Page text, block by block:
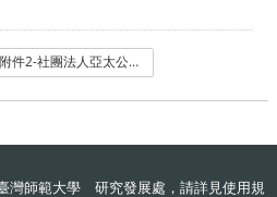
附件2-社團法人亞太公私合夥建設_PPP_發展協會函_原函文影本_.pdf
灣師範大學 研究發展處，請詳見使用規